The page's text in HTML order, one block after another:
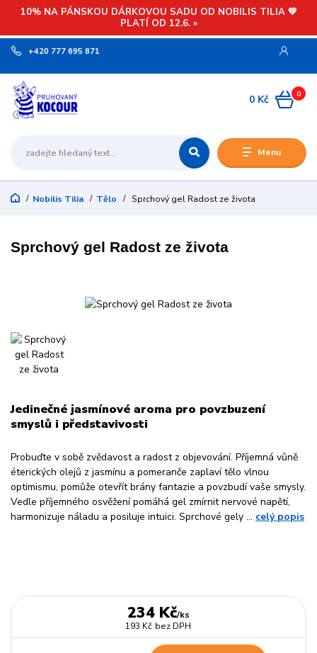
10% NA PÁNSKOU DÁRKOVOU SADU OD NOBILIS TILIA 💙
PLATÍ OD 12.6. »
Menu
+420 777 695 871
0
0 Kč
Nobilis Tilia Tělo Sprchový gel Radost ze života
Sprchový gel Radost ze života
Jedinečné jasmínové aroma pro povzbuzení
smyslů i představivosti
Probuďte v sobě zvědavost a radost z objevování. Příjemná vůně
éterických olejů z jasmínu a pomeranče zaplaví tělo vlnou
optimismu, pomůže otevřít brány fantazie a povzbudí vaše smysly.
Vedle příjemného osvěžení pomáhá gel zmírnit nervové napětí,
harmonizuje náladu a posiluje intuici. Sprchové gely ... celý popis
234 Kč/ks
193 Kč bez DPH